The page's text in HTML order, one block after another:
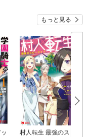
もっと見る
村人転生 最強のスロー